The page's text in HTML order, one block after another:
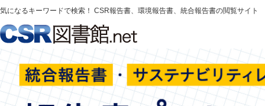
気になるキーワードで検索！ CSR報告書、環境報告書、統合報告書の閲覧サイト